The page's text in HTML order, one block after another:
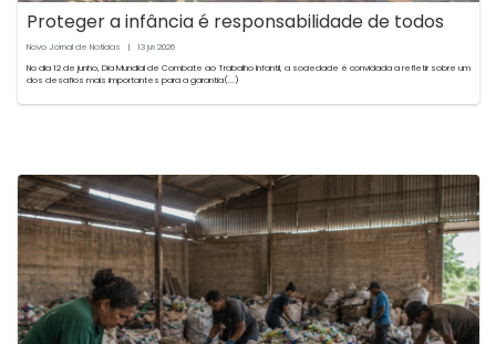
Proteger a infância é responsabilidade de todos
Novo Jornal de Notícias | 13 jun2026
No dia 12 de junho, Dia Mundial de Combate ao Trabalho Infantil, a sociedade é convidada a refletir sobre um
dos desafios mais importantes para a garantia(...)